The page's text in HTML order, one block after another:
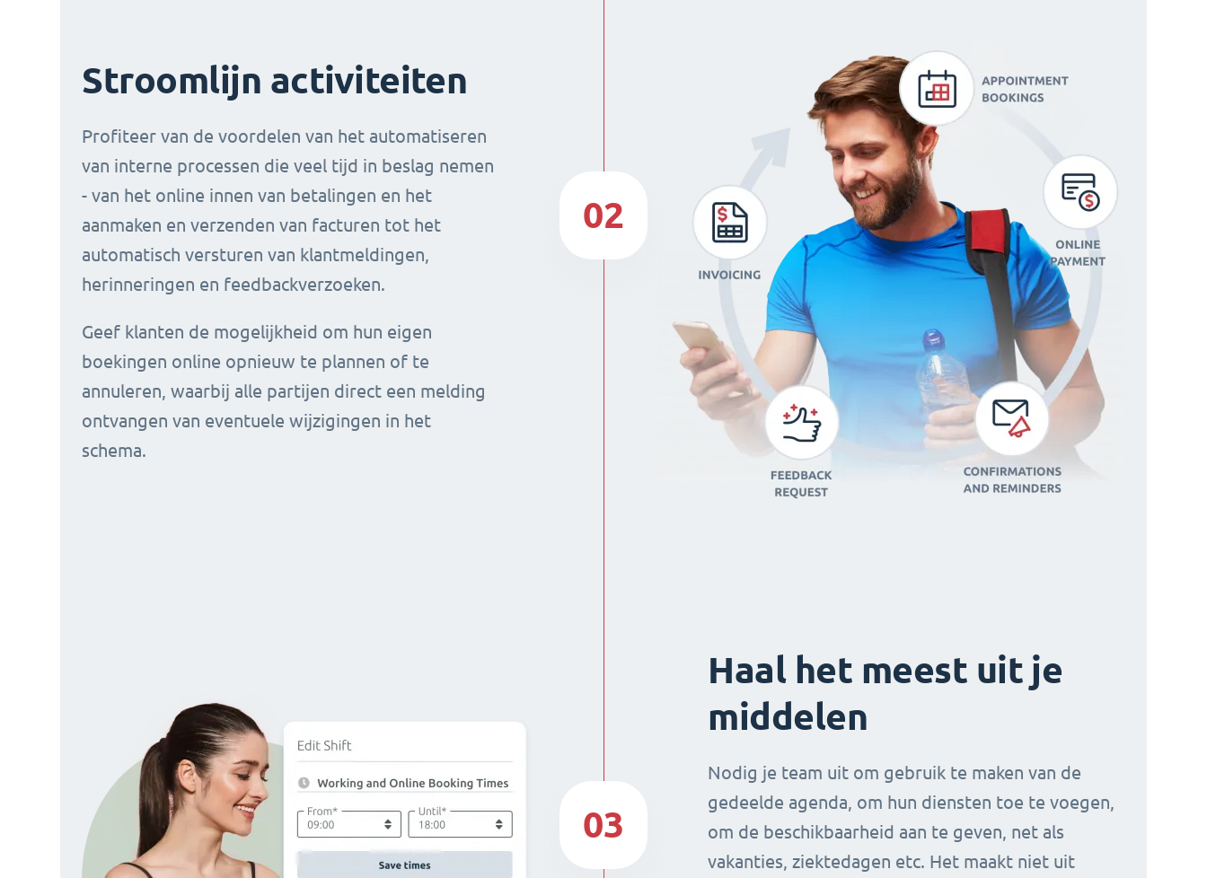
Stroomlijn activiteiten
Profiteer van de voordelen van het automatiseren
van interne processen die veel tijd in beslag nemen
- van het online innen van betalingen en het
aanmaken en verzenden van facturen tot het
automatisch versturen van klantmeldingen,
herinneringen en feedbackverzoeken.
Geef klanten de mogelijkheid om hun eigen
boekingen online opnieuw te plannen of te
annuleren, waarbij alle partijen direct een melding
ontvangen van eventuele wijzigingen in het
schema.
02
Haal het meest uit je
middelen
Nodig je team uit om gebruik te maken van de
gedeelde agenda, om hun diensten toe te voegen,
om de beschikbaarheid aan te geven, net als
vakanties, ziektedagen etc. Het maakt niet uit
03